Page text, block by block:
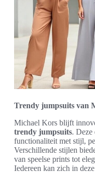
Trendy jumpsuits van
Michael Kors blijft
trendy jumpsuits. Deze
functionaliteit met stijl,
Verschillende stijlen
van speelse prints tot
Iedereen kan zich in deze